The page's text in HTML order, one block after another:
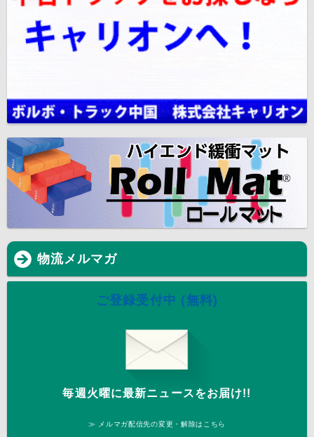
物流メルマガ
ご登録受付中 (無料)
毎週火曜に最新ニュースをお届け!!
≫ メルマガ配信先の変更・解除はこちら